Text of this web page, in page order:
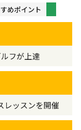
めポイント
フが上達
レッスンを開催